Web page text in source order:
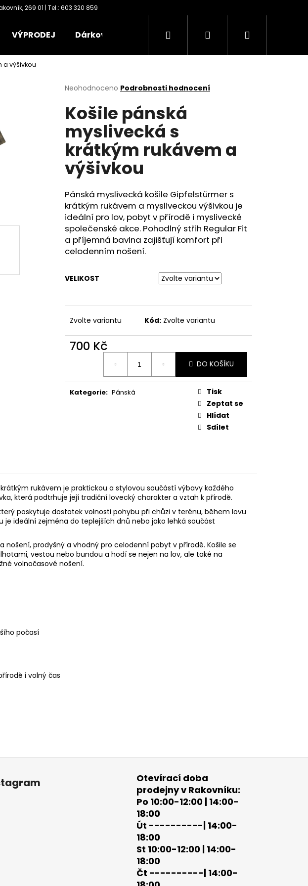
VÝPRODEJ Dárkové poukazy Oděvy Kontakty
Hledat PřihlášeníNákupní
a výšivkou
Průměrné
produktu
je
5
hvězdiček.
Neohodnoceno Podrobnosti hodnocení
Košile pánská
myslivecká s
krátkým rukávem a
výšivkou
Pánská myslivecká košile Gipfelstürmer s
krátkým rukávem a mysliveckou výšivkou je
ideální pro lov, pobyt v přírodě i myslivecké
společenské akce. Pohodlný střih Regular Fit
a příjemná bavlna zajišťují komfort při
celodenním nošení.
VELIKOST
Zvolte variantu Kód: Zvolte variantu
700 Kč
DO KOŠÍKU
Kategorie: Pánská
Tisk
Zeptat se
Hlídat
Sdílet
rukávem je praktickou a stylovou součástí výbavy každého
která podtrhuje její tradiční lovecký charakter a vztah k přírodě.
poskytuje dostatek volnosti pohybu při chůzi v terénu, během lovu
je ideální zejména do teplejších dnů nebo jako lehká součást
nošení, prodyšný a vhodný pro celodenní pobyt v přírodě. Košile se
vestou nebo bundou a hodí se nejen na lov, ale také na
volnočasové nošení.
počasí
i volný čas
Následující
NŮŽ ZAVÍRACÍ MAUSER
Otevírací doba
prodejny v Rakovníku:
Po 10:00-12:00 | 14:00-
18:00
Út ----------| 14:00-
18:00
St 10:00-12:00 | 14:00-
18:00
Čt ----------| 14:00-